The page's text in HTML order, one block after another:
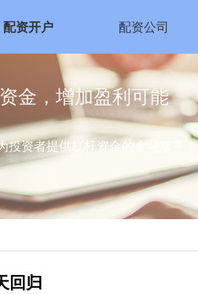
配资开户 配资公司
金，增加盈利可能
投资者提供杠杆资金的金融服务！
回归